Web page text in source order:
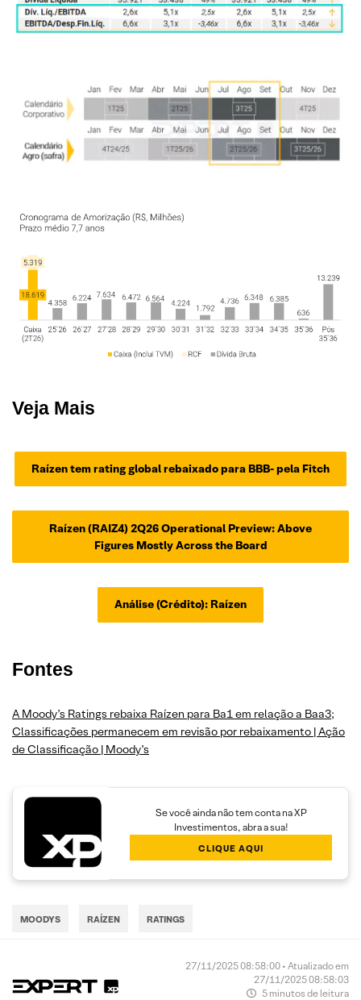
Veja Mais
Raízen tem rating global rebaixado para BBB- pela Fitch
Raízen (RAIZ4) 2Q26 Operational Preview: Above
Figures Mostly Across the Board
Análise (Crédito): Raízen
Fontes
A Moody’s Ratings rebaixa Raízen para Ba1 em relação a Baa3;
Classificações permanecem em revisão por rebaixamento | Ação
de Classificação | Moody’s
Se você ainda não tem conta na XP
Investimentos, abra a sua!
CLIQUE AQUI
MOODYS RAÍZEN RATINGS
27/11/2025 08:58:00 • Atualizado em
27/11/2025 08:58:03
5 minutos de leitura